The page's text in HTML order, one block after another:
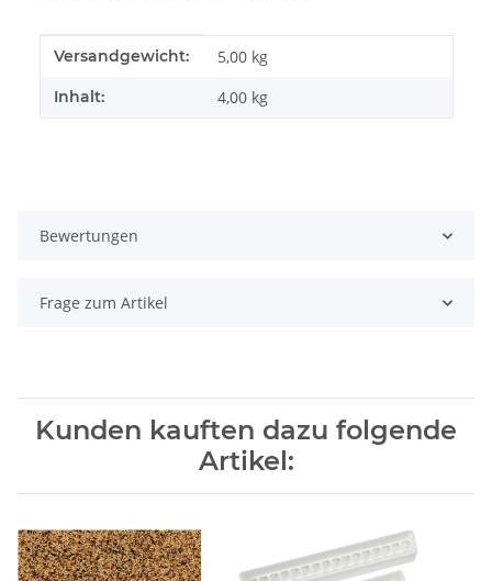
Produkteigenschaft
Wert
Versandgewicht: 5,00 kg
Inhalt: 4,00 kg
Bewertungen
Frage zum Artikel
Kunden kauften dazu folgende
Artikel: